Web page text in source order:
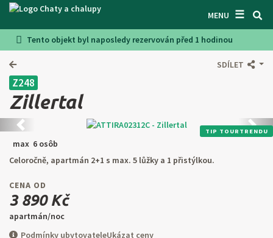
MENU ☰
VYHĽADÁVAČ CHÁT
INŠPIRUJTE SA
O NÁS
VSTUP PRO MAJITELE
PONÚKNUŤ OBJEKT
Tento objekt byl naposledy rezervován před 1 hodinou
SDÍLET
Z248
Zillertal
Predchádzajúca TIP TOURTRENDU
max 6 osôb
Celoročně, apartmán 2+1 s max. 5 lůžky a 1 přistýlkou.
CENA OD
3 890 Kč
apartmán/noc
Podmínky ubytovateleUkázat ceny